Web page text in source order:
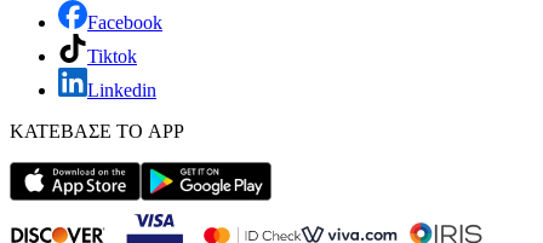
Facebook
Tiktok
Linkedin
ΚΑΤΕΒΑΣΕ ΤΟ APP